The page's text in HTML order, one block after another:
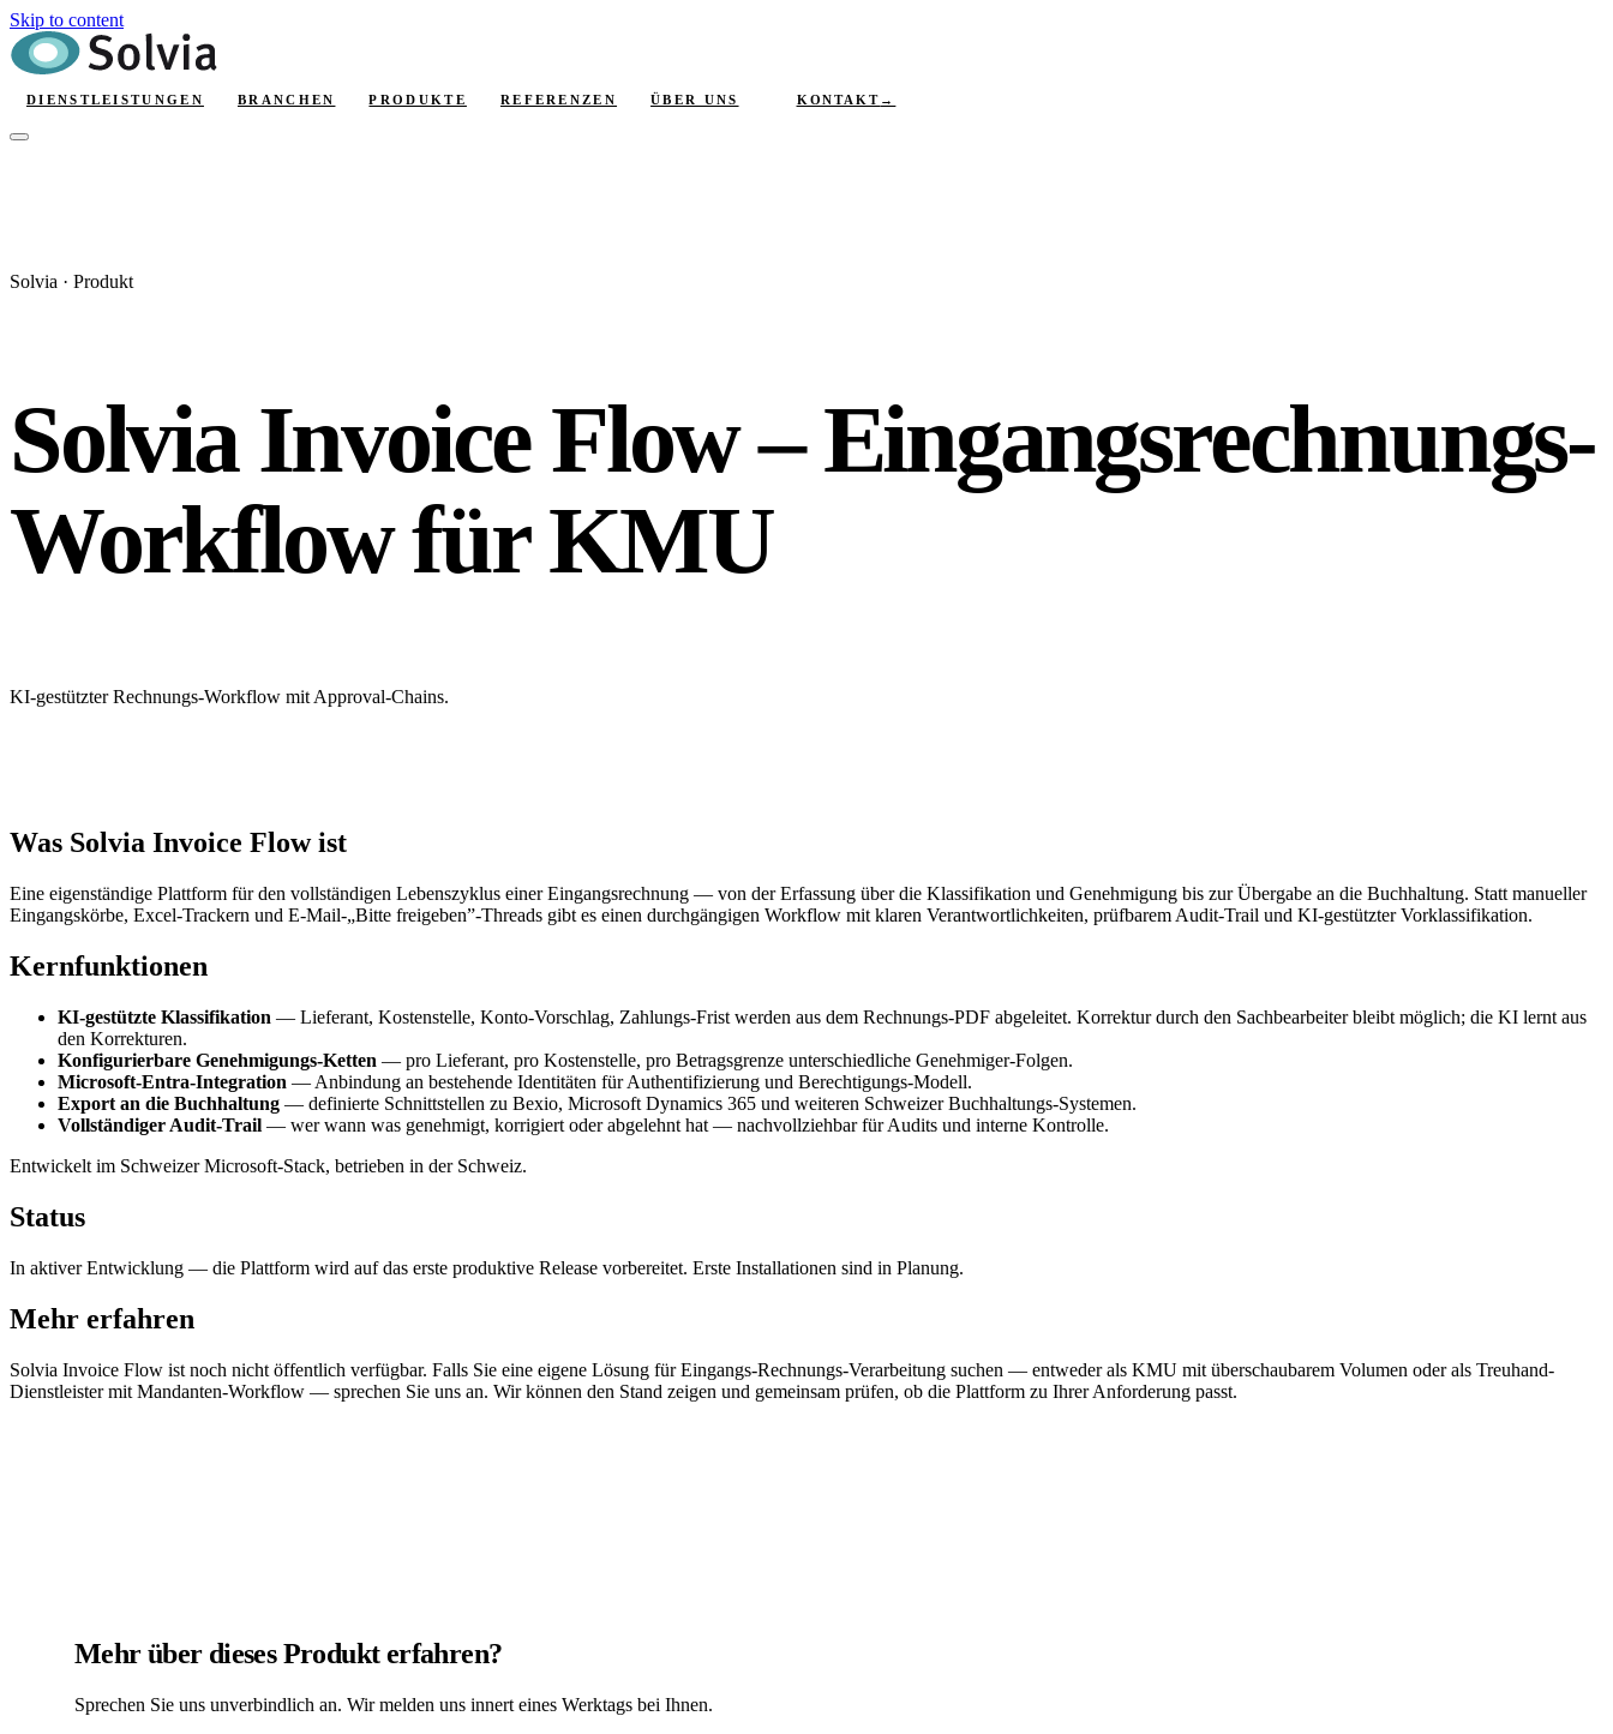
Skip to content
DIENSTLEISTUNGEN BRANCHEN PRODUKTE REFERENZEN ÜBER UNS KONTAKT →
Solvia · Produkt
Solvia Invoice Flow – Eingangsrechnungs-
Workflow für KMU
KI-gestützter Rechnungs-Workflow mit Approval-Chains.
Was Solvia Invoice Flow ist
Eine eigenständige Plattform für den vollständigen Lebenszyklus einer Eingangsrechnung — von der Erfassung über die Klassifikation und Genehmigung bis zur Übergabe an die Buchhaltung. Statt manueller
Eingangskörbe, Excel-Trackern und E-Mail-„Bitte freigeben”-Threads gibt es einen durchgängigen Workflow mit klaren Verantwortlichkeiten, prüfbarem Audit-Trail und KI-gestützter Vorklassifikation.
Kernfunktionen
KI-gestützte Klassifikation — Lieferant, Kostenstelle, Konto-Vorschlag, Zahlungs-Frist werden aus dem Rechnungs-PDF abgeleitet. Korrektur durch den Sachbearbeiter bleibt möglich; die KI lernt aus
den Korrekturen.
Konfigurierbare Genehmigungs-Ketten — pro Lieferant, pro Kostenstelle, pro Betragsgrenze unterschiedliche Genehmiger-Folgen.
Microsoft-Entra-Integration — Anbindung an bestehende Identitäten für Authentifizierung und Berechtigungs-Modell.
Export an die Buchhaltung — definierte Schnittstellen zu Bexio, Microsoft Dynamics 365 und weiteren Schweizer Buchhaltungs-Systemen.
Vollständiger Audit-Trail — wer wann was genehmigt, korrigiert oder abgelehnt hat — nachvollziehbar für Audits und interne Kontrolle.
Entwickelt im Schweizer Microsoft-Stack, betrieben in der Schweiz.
Status
In aktiver Entwicklung — die Plattform wird auf das erste produktive Release vorbereitet. Erste Installationen sind in Planung.
Mehr erfahren
Solvia Invoice Flow ist noch nicht öffentlich verfügbar. Falls Sie eine eigene Lösung für Eingangs-Rechnungs-Verarbeitung suchen — entweder als KMU mit überschaubarem Volumen oder als Treuhand-
Dienstleister mit Mandanten-Workflow — sprechen Sie uns an. Wir können den Stand zeigen und gemeinsam prüfen, ob die Plattform zu Ihrer Anforderung passt.
Mehr über dieses Produkt erfahren?
Sprechen Sie uns unverbindlich an. Wir melden uns innert eines Werktags bei Ihnen.